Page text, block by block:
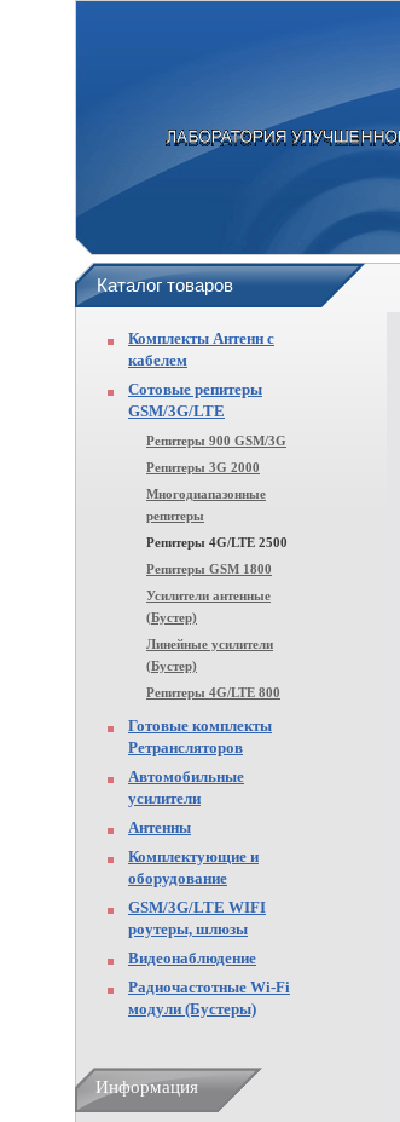
Каталог товаров
Комплекты Антенн с
кабелем
Сотовые репитеры
GSM/3G/LTE
Репитеры 900 GSM/3G
Репитеры 3G 2000
Многодиапазонные
репитеры
Репитеры 4G/LTE 2500
Репитеры GSM 1800
Усилители антенные
(Бустер)
Линейные усилители
(Бустер)
Репитеры 4G/LTE 800
Готовые комплекты
Ретрансляторов
Автомобильные
усилители
Антенны
Комплектующие и
оборудование
GSM/3G/LTE WIFI
роутеры, шлюзы
Видеонаблюдение
Радиочастотные Wi-Fi
модули (Бустеры)
Информация